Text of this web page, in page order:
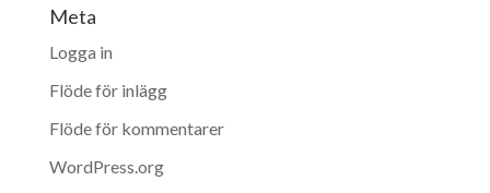
Meta
Logga in
Flöde för inlägg
Flöde för kommentarer
WordPress.org